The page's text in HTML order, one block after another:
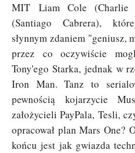
MIT Liam Cole (Charlie
(Santiago Cabrera),
słynnym zdaniem "geniusz,
przez co oczywiście
Tony'ego Starka, jednak w
Iron Man. Tanz to
pewnością kojarzycie
założycieli PayPala, Tesli,
opracował planMars One?
końcu jest jak gwiazda